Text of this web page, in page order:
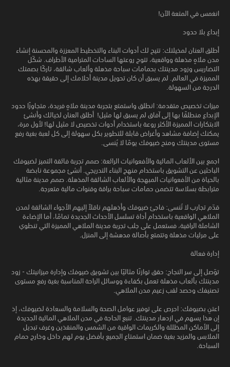
انغمس في المتعة الآن!
إبداع بلا حدود
أطلق العنان لمخيلتك: تتيح لك أدوات البناء والتخطيط المعززة والمحسنة إنشاء
مدن ملاهٍ مذهلة وواقعية، تتوج روعتها الساحات المترامية الأطراف. شكّل
التضاريس وزود مدينتك بحمامات سباحة مذهلة وألعاب شائقة، تاركًا بصمتك
المميزة في العالم. لم يسبق أن كان تحويل مدينة أحلامك إلى حقيقة بهذه
الدرجة من السهولة.
ميزات تخصيص متقدمة: انطلق واستمتع بتجربة مدينة ملاهٍ فريدة، متجاوزًا حدود
الإبداع منطلقًا بها إلى آفاق لم يسبق لها مثيل! أطلق العنان لخيالك وأنشئ
الابتكارات المميزة الأكثر روعة باستخدام أدوات تخصيص لا مثيل لها! لأول مرة،
يمكنك إضافة مشاهد وأغراض قابلة للتطوير بكل سهولة إلى كل لعبة بغية رفع
مستوى مدينتك ومنح ضيوفك يومًا لا يُنسى.
اجمع بين الألعاب المائية والأفعوانيات الرائعة: صمم تجربة فائقة التميز لضيوفك
الباحثين عن التشويق باستخدام منهج البناء التدريجي. أنشئ مجموعة نابضة
بالحياة من الأفعوانيات المبهجة والألعاب الشائقة المذهلة. صمم مدينة مثالية
مترابطة بسلاسة تتضمن حمامات سباحة براقة وقنوات مائية متعرجة.
قدّم تجارب لا تُنسى: فاجئ ضيوفك وأذهلهم ناقلاً إليهم الأجواء الشائقة لمدن
الملاهي الواقعية باستخدام أداة تسلسل الأحداث الجديدة تمامًا، أما الإضاءة
الشاملة الراقية، فستعمل على جلب تجربة مدينة الملاهي المميزة التي تنطوي
على مرئيات مذهلة وتتمتع بأصالة مدهشة إلى المنزل.
إدارة فعالة
توّصل إلى سر النجاح: حقق توازنًا مثاليًا بين تشويق ضيوفك وإدارة ميزانيتك - زود
مدينتك بألعاب مذهلة تعمل بكفاءة ووسائل الراحة المناسبة بغية رفع مستوى
تصنيفك وحصد لقب زعيم مدن الملاهي.
اعتنِ بضيوفك: احرص على توفير عوامل الصحة والسلامة والسعادة لضيوفك، إذ
إن هذا يسهم في ازدهار مدينتك. تنبع الحاجة في مدن الملاهي المائية الجديدة
إلى الأماكن المظللة والكريمات الواقية من الشمس والمنقذين وغرف تبديل
الملابس والمزيد بغية ضمان استمتاع الجميع بأفضل يوم لهم داخل وخارج حمام
السباحة.